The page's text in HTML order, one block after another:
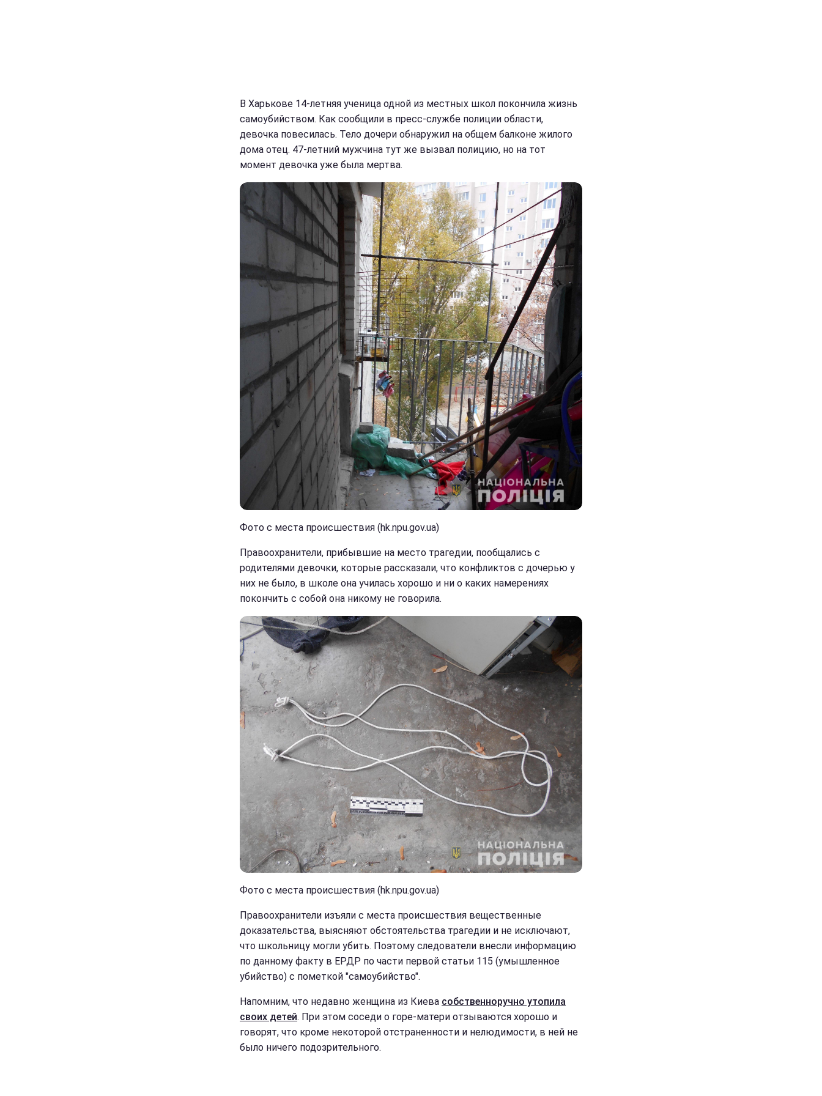
В Харькове 14-летняя ученица одной из местных школ покончила жизнь
самоубийством. Как сообщили в пресс-службе полиции области,
девочка повесилась. Тело дочери обнаружил на общем балконе жилого
дома отец. 47-летний мужчина тут же вызвал полицию, но на тот
момент девочка уже была мертва.
Фото с места происшествия (hk.npu.gov.ua)
Правоохранители, прибывшие на место трагедии, пообщались с
родителями девочки, которые рассказали, что конфликтов с дочерью у
них не было, в школе она училась хорошо и ни о каких намерениях
покончить с собой она никому не говорила.
Фото с места происшествия (hk.npu.gov.ua)
Правоохранители изъяли с места происшествия вещественные
доказательства, выясняют обстоятельства трагедии и не исключают,
что школьницу могли убить. Поэтому следователи внесли информацию
по данному факту в ЕРДР по части первой статьи 115 (умышленное
убийство) с пометкой "самоубийство".
Напомним, что недавно женщина из Киева собственноручно утопила
своих детей. При этом соседи о горе-матери отзываются хорошо и
говорят, что кроме некоторой отстраненности и нелюдимости, в ней не
было ничего подозрительного.